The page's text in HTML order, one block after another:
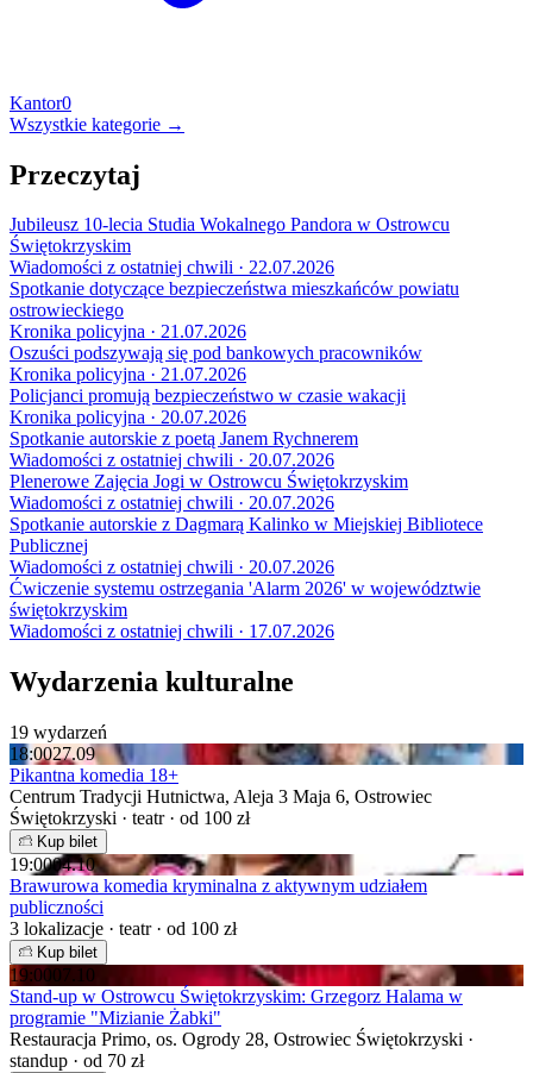
Kantor0
Wszystkie kategorie →
Przeczytaj
Jubileusz 10-lecia Studia Wokalnego Pandora w Ostrowcu
Świętokrzyskim
Wiadomości z ostatniej chwili · 22.07.2026
Spotkanie dotyczące bezpieczeństwa mieszkańców powiatu
ostrowieckiego
Kronika policyjna · 21.07.2026
Oszuści podszywają się pod bankowych pracowników
Kronika policyjna · 21.07.2026
Policjanci promują bezpieczeństwo w czasie wakacji
Kronika policyjna · 20.07.2026
Spotkanie autorskie z poetą Janem Rychnerem
Wiadomości z ostatniej chwili · 20.07.2026
Plenerowe Zajęcia Jogi w Ostrowcu Świętokrzyskim
Wiadomości z ostatniej chwili · 20.07.2026
Spotkanie autorskie z Dagmarą Kalinko w Miejskiej Bibliotece
Publicznej
Wiadomości z ostatniej chwili · 20.07.2026
Ćwiczenie systemu ostrzegania 'Alarm 2026' w województwie
świętokrzyskim
Wiadomości z ostatniej chwili · 17.07.2026
Wydarzenia kulturalne
19 wydarzeń
18:0027.09
Pikantna komedia 18+
Centrum Tradycji Hutnictwa, Aleja 3 Maja 6, Ostrowiec
Świętokrzyski · teatr · od 100 zł
Kup bilet
19:0004.10
Brawurowa komedia kryminalna z aktywnym udziałem
publiczności
3 lokalizacje · teatr · od 100 zł
Kup bilet
19:0007.10
Stand-up w Ostrowcu Świętokrzyskim: Grzegorz Halama w
programie "Mizianie Żabki"
Restauracja Primo, os. Ogrody 28, Ostrowiec Świętokrzyski ·
standup · od 70 zł